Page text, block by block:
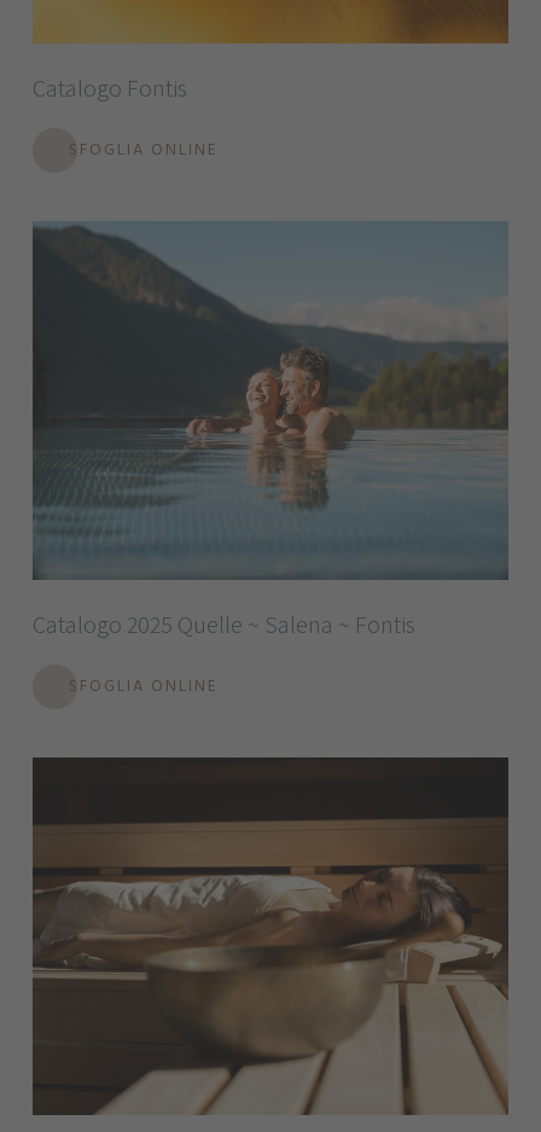
Catalogo Fontis
SFOGLIA ONLINE
Catalogo 2025 Quelle ~ Salena ~ Fontis
SFOGLIA ONLINE